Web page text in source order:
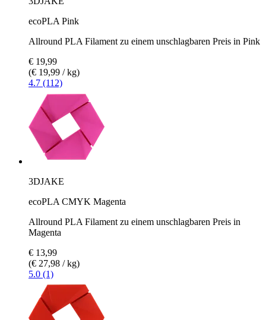
ecoPLA Pink
Allround PLA Filament zu einem unschlagbaren Preis in Pink
€ 19,99
(€ 19,99 / kg)
4.7 (112)
3DJAKE
ecoPLA CMYK Magenta
Allround PLA Filament zu einem unschlagbaren Preis in
Magenta
€ 13,99
(€ 27,98 / kg)
5.0 (1)